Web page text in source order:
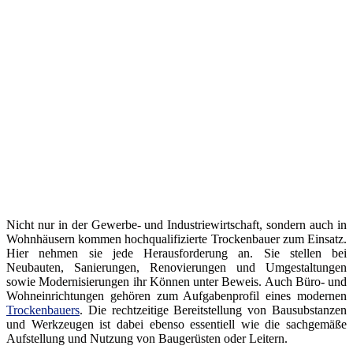
Nicht nur in der Gewerbe- und Industriewirtschaft, sondern auch in
Wohnhäusern kommen hochqualifizierte Trockenbauer zum Einsatz.
Hier nehmen sie jede Herausforderung an. Sie stellen bei
Neubauten, Sanierungen, Renovierungen und Umgestaltungen
sowie Modernisierungen ihr Können unter Beweis. Auch Büro- und
Wohneinrichtungen gehören zum Aufgabenprofil eines modernen
Trockenbauers. Die rechtzeitige Bereitstellung von Bausubstanzen
und Werkzeugen ist dabei ebenso essentiell wie die sachgemäße
Aufstellung und Nutzung von Baugerüsten oder Leitern.